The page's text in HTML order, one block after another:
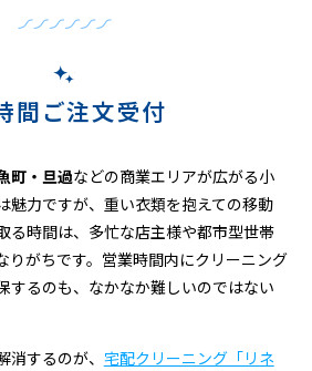
間ご注文受付
町・旦過などの商業エリアが広がる小
魅力ですが、重い衣類を抱えての移動
る時間は、多忙な店主様や都市型世帯
りがちです。営業時間内にクリーニング
するのも、なかなか難しいのではない
するのが、 宅配クリーニング「リネ